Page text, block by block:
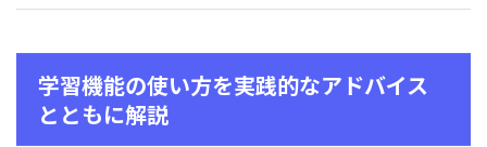
学習機能の使い方を実践的なアドバイス
とともに解説